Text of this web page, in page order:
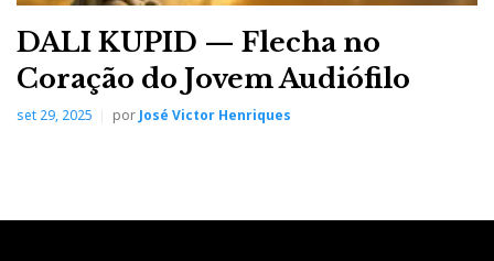
DALI KUPID — Flecha no
Coração do Jovem Audiófilo
set 29, 2025 por José Victor Henriques